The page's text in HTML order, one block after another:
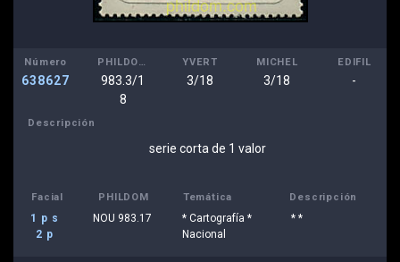
Número
638627
PHILDOM
983.3/1
8
YVERT
3/18
MICHEL
3/18
EDIFIL
-
Descripción
serie corta de 1 valor
Facial PHILDOM Temática Descripción
1 p s
2 p
NOU 983.17
* Cartografía *
Nacional
* *